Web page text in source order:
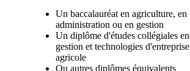
Un baccalauréat en agriculture, en
administration ou en gestion
Un diplôme d'études collégiales en
gestion et technologies d'entreprise
agricole
Ou autres diplômes équivalents